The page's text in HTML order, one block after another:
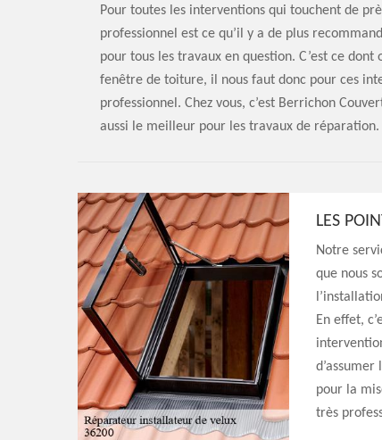
Pour toutes les interventions qui touchent de
professionnel est ce qu’il y a de plus
pour tous les travaux en question. C’est ce
fenêtre de toiture, il nous faut donc pour ces
professionnel. Chez vous, c’est Berrichon
aussi le meilleur pour les travaux de réparation.
LES
Notre
que nous
En effet,
pour la
très